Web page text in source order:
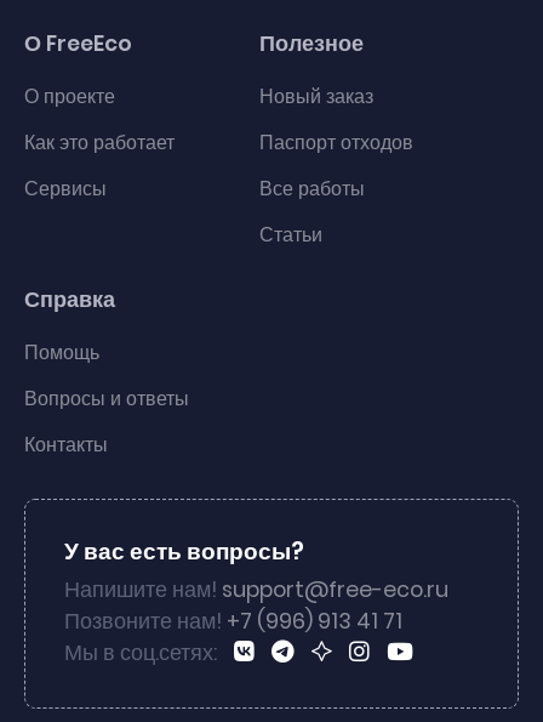
О FreeEco
О проекте
Как это работает
Сервисы
Полезное
Новый заказ
Паспорт отходов
Все работы
Статьи
Справка
Помощь
Вопросы и ответы
Контакты
У вас есть вопросы?
Напишите нам! support@free-eco.ru
Позвоните нам! +7 (996) 913 41 71
Мы в соц.сетях: